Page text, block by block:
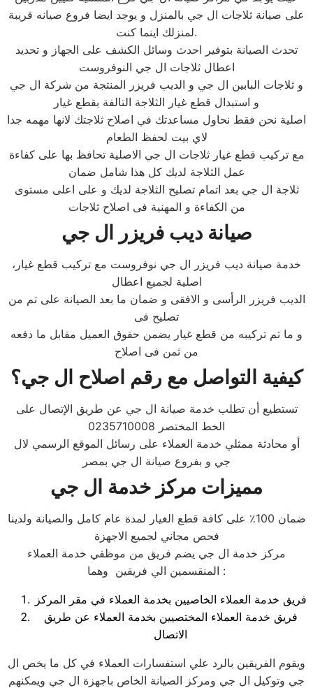
على صيانة ثلاجات ال جي بالمنزل و يوجد ايضا فروع صيانه قريبة
لمنزلك اينما كنت.
تحدث الصيانة بتوفير احدث وسائل الكشف على الجهاز و تحديد
اعطال ثلاجات ال جي النوفروست
و ثلاجات البابين ال جي و الديب فريزر المنتجة من شركة ال جي
و استبدال قطع غيار الثلاجة التالفة بقطع غيار
اصلية نحن فقط نحاول مساعدتك في اصلاح ثلاجتك لانها مهمه جدا
لاي بيت لحفظ الطعام
مع تركيب قطع غيار ثلاجات ال جي الاصلية تحافظ بها على كفاءة
عمل الثلاجة لديك كل هذا شامل ضمان
ثلاجة ال جي بعد اتمام تصليح الثلاجة لديك و على اعلى مستوى
من الكفاءة و المهنية فى اصلاح ثلاجات
صيانة ديب فريزر ال جي
،خدمة صيانة ديب فريزر ال جي نوفروست مع تركيب قطع غيار
اصلية لجميع اعطال
الديب فريزر الرأسى و الافقى و ضمان ما بعد الصيانة على تم من
تصليح فى
و ما تم تركيبه من قطع غيار يضمن حقوق العميل مقابل ما دفعه
من ثمن فى اصلاح
كيفية التواصل مع رقم اصلاح ال جي؟
تستطيع أن تطلب خدمة صيانة ال جي عن طريق الإتصال على
الخط المختصر 0235710008
أو محادثة ممثلي خدمة العملاء على رسائل الموقع الرسمي لال
جي و بفروع صيانة ال جي بمصر
مميزات مركز خدمة ال جي
ضمان 100٪ على كافة قطع الغيار لمدة عام كامل والصيانة ولدينا
فحص مجاني لجميع الاجهزة
مركز خدمة ال جي يضم فريق من موظفي خدمة العملاء
المنقسمين الي فريقين وهما :
فريق خدمة العملاء الخاصيين بخدمة العملاء في مقر المركز
فريق خدمة العملاء المختصيين بخدمة العملاء عن طريق
الاتصال
ويقوم الفريقين بالرد علي استفسارات العملاء في كل ما يخص ال
جي وتوكيل ال جي ومركز الصيانة الخاص باجهزة ال جي ويمكنهم